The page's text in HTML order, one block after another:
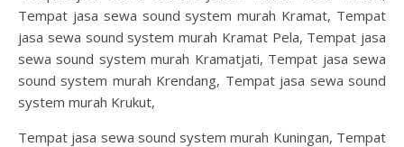
Tempat jasa sewa sound system murah Kramat, Tempat
jasa sewa sound system murah Kramat Pela, Tempat jasa
sewa sound system murah Kramatjati, Tempat jasa sewa
sound system murah Krendang, Tempat jasa sewa sound
system murah Krukut,
Tempat jasa sewa sound system murah Kuningan, Tempat